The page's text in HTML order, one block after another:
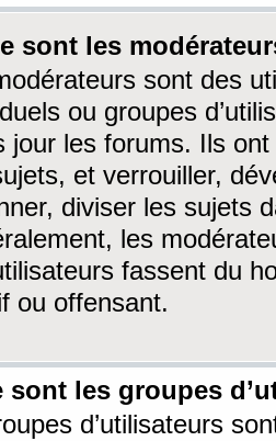
sont les
sont des
ou groupes
jour les forums. Ils ont
et verrouiller,
diviser les sujets
les
fassent du
ou offensant.
sont les groupes
d’utilisateurs